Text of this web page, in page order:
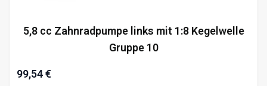
5,8 cc Zahnradpumpe links mit 1:8 Kegelwelle
Gruppe 10
99,54 €